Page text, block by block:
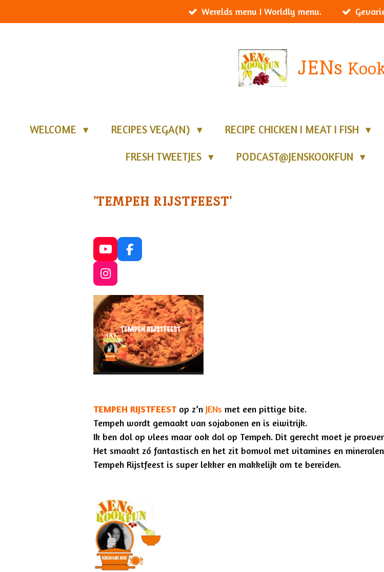
direct
Werelds menu I Worldly menu.
JENs
WELCOME RECIPES VEGA(N) RECIPE CHICKEN I MEAT I FISH
FRESH TWEETJES PODCAST@JENSKOOKFUN
'TEMPEH RIJSTFEEST'
Y
o
u
T
u
b
e
F
a
b
o
o
k
I
n
s
t
a
g
r
a
m
TEMPEH RIJSTFEESTop z’n JENs met een pittige bite.
Tempeh wordt gemaakt van sojabonen en is eiwitrijk.
Ik ben dol op vlees maar ook dol op Tempeh. Dit gerecht moet je
Het smaakt zó fantastisch en het zit bomvol met vitamines en
Tempeh Rijstfeest is super lekker en makkelijk om te bereiden.